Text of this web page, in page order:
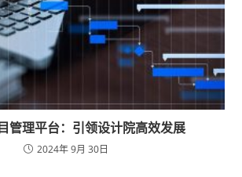
管理平台：引领设计院高效发展
2024年 9月 30日